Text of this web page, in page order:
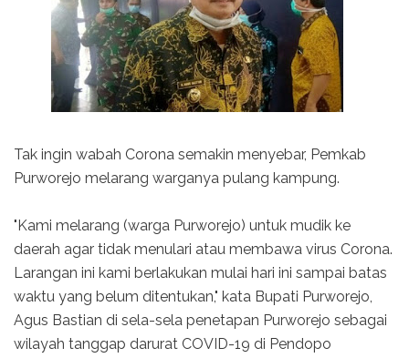
Tak ingin wabah Corona semakin menyebar, Pemkab
Purworejo melarang warganya pulang kampung.
"Kami melarang (warga Purworejo) untuk mudik ke
daerah agar tidak menulari atau membawa virus Corona.
Larangan ini kami berlakukan mulai hari ini sampai batas
waktu yang belum ditentukan," kata Bupati Purworejo,
Agus Bastian di sela-sela penetapan Purworejo sebagai
wilayah tanggap darurat COVID-19 di Pendopo